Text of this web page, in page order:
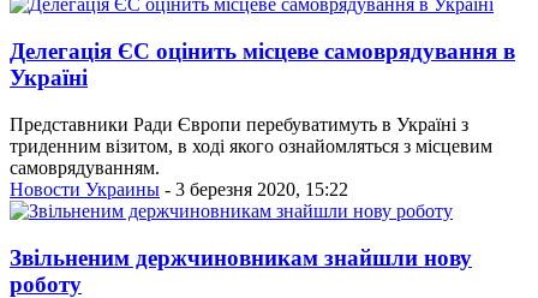
Делегація ЄС оцінить місцеве самоврядування в
Україні
Представники Ради Європи перебуватимуть в Україні з
триденним візитом, в ході якого ознайомляться з місцевим
самоврядуванням.
Новости Украины - 3 березня 2020, 15:22
Звільненим держчиновникам знайшли нову
роботу